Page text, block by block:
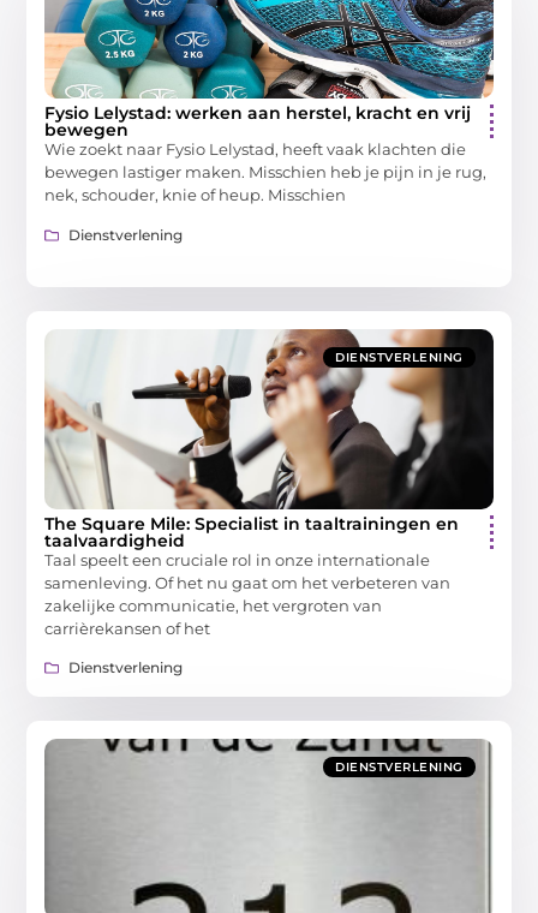
Fysio Lelystad: werken aan herstel, kracht en vrij
bewegen
Wie zoekt naar Fysio Lelystad, heeft vaak klachten die
bewegen lastiger maken. Misschien heb je pijn in je rug,
nek, schouder, knie of heup. Misschien
Dienstverlening
DIENSTVERLENING
The Square Mile: Specialist in taaltrainingen en
taalvaardigheid
Taal speelt een cruciale rol in onze internationale
samenleving. Of het nu gaat om het verbeteren van
zakelijke communicatie, het vergroten van
carrièrekansen of het
Dienstverlening
DIENSTVERLENING